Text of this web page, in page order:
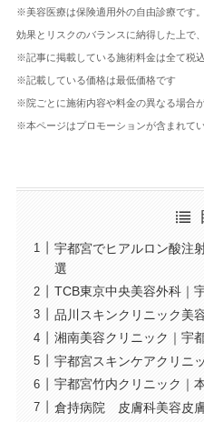
※美容医療は保険適用外の自由診療です。
効果とリスクのバランスに納得した上で
※記事に掲載している施術料金は全て税
※記載している価格は最低価格です
※院ごとに施術内容や料金の異なる場合
※本ページはプロモーションが含まれて
宇都宮でヒアルロン酸注
選
TCB東京中央美容外科｜
品川スキンクリニック美
湘南美容クリニック｜宇
宇都宮スキンケアクリニ
宇都宮竹内クリニック｜
倉持病院 皮膚科美容皮